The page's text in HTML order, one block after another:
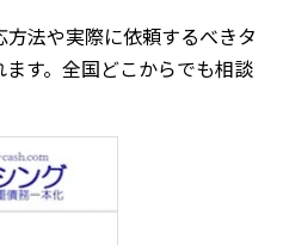
法や実際に依頼するべきタ
す。全国どこからでも相談